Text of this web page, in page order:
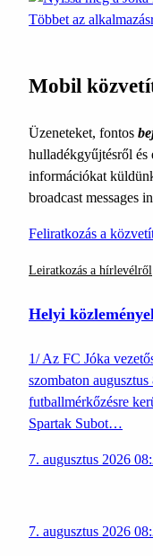
Többet az
Mobil
Üzeneteket, fontos
hulladékgyűjtésről és
információkat
broadcast messages in
Feliratkozás a
Leiratkozás a hírlevélről
Helyi
1/ Az FC Jóka
szombaton
futballmérkőzésre
Spartak Subot…
7. augusztus 2026
7. augusztus 2026